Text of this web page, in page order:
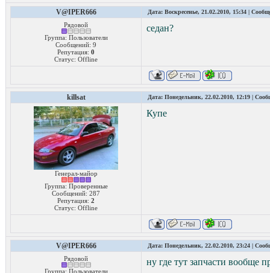
V@IPER666 Дата: Воскресенье, 21.02.2010, 15:34 |
Рядовой
Группа: Пользователи
Сообщений: 9
Репутация: 0
Статус: Offline
седан?
killsat Дата: Понедельник, 22.02.2010, 12:19 |
Генерал-майор
Группа: Проверенные
Сообщений: 287
Репутация: 2
Статус: Offline
Купе
V@IPER666 Дата: Понедельник, 22.02.2010, 23:24 |
Рядовой
Группа: Пользователи
ну где тут запчасти вообще